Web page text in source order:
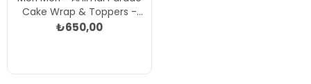
Cake Wrap & Toppers -
Hayvanlar Geçit Töreni
₺650,00